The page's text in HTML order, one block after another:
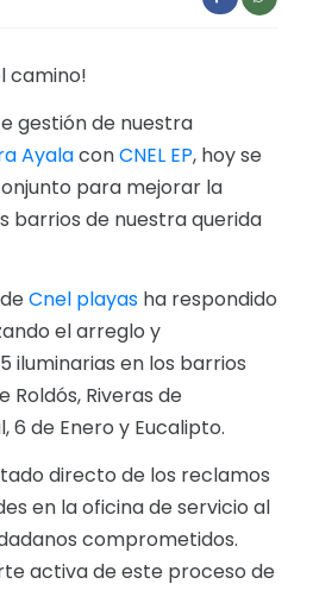
camino!
gestión de nuestra
AyalaconCNEL EP, hoy se
para mejorar la
barrios de nuestra querida
Cnel playas ha respondido
el arreglo y
iluminarias en los barrios
Roldós, Riveras de
6 de Enero y Eucalipto.
directo de los reclamos
en la oficina de servicio al
comprometidos.
activa de este proceso de